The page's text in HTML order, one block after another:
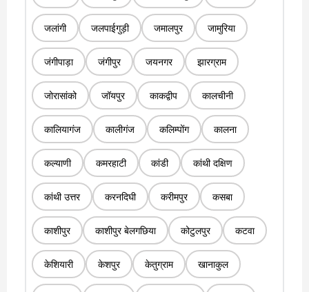
जलांगी जलपाईगुड़ी जमालपुर जामुरिया
जंगीपाड़ा जंगीपुर जयनगर झारग्राम
जोरासांको जॉयपुर काकद्वीप कालचीनी
कालियागंज कालीगंज कलिम्पोंग कालना
कल्याणी कमरहाटी कांडी कांथी दक्षिण
कांथी उत्तर करनदिघी करीमपुर कसबा
काशीपुर काशीपुर बेलगछिया कोटुलपुर कटवा
केशियारी केशपुर केतुग्राम खानाकुल